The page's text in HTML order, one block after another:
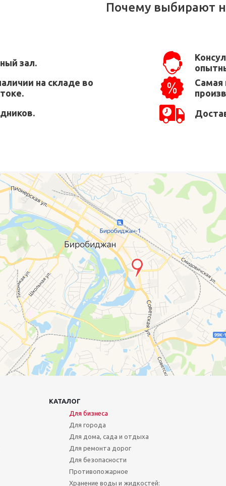
Почему выбирают
зал.
на складе во
Самая
КАТАЛОГ
Для бизнеса
Для города
Для дома, сада и отдыха
Для ремонта дорог
Для безопасности
Противопожарное
Хранение воды и жидкостей: